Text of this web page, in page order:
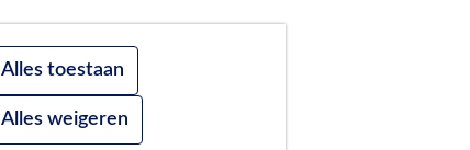
Alles toestaan
Alles weigeren